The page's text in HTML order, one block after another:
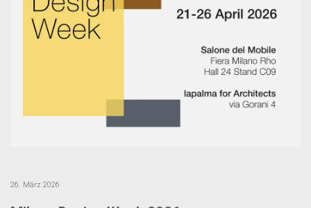
26. März 2026